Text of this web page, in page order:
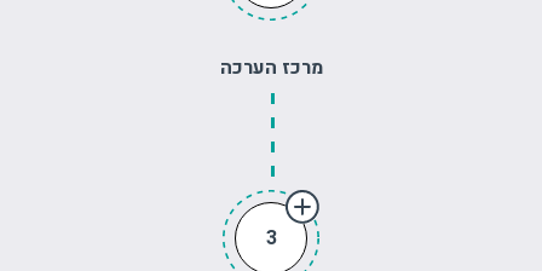
מרכז הערכה
3